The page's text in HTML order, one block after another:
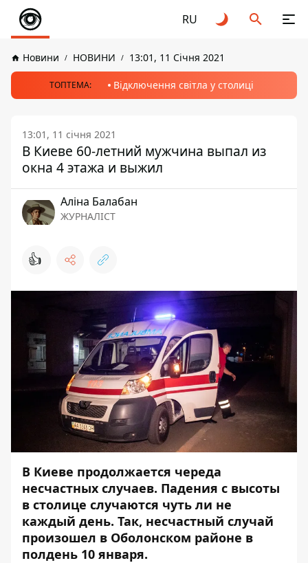
RU
Новини НОВИНИ 13:01, 11 Січня 2021
ТОПТЕМА: Відключення світла у столиці
13:01, 11 січня 2021
В Киеве 60-летний мужчина выпал из
окна 4 этажа и выжил
Аліна Балабан
ЖУРНАЛІСТ
👍
В Киеве продолжается череда
несчастных случаев. Падения с высоты
в столице случаются чуть ли не
каждый день. Так, несчастный случай
произошел в Оболонском районе в
полдень 10 января.